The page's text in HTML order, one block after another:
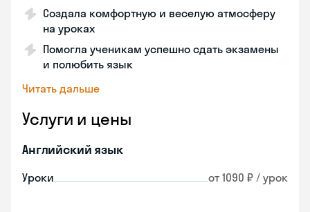
Создала комфортную и веселую атмосферу
на уроках
Помогла ученикам успешно сдать экзамены
и полюбить язык
Читать дальше
Услуги и цены
Английский язык
Уроки от 1090 ₽ / урок